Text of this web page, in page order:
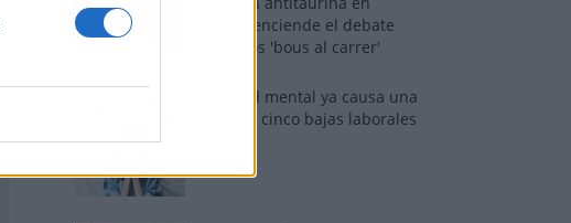
Alfafar enciende el debate
sobre los 'bous al carrer'
La salud mental ya causa una
de cada cinco bajas laborales